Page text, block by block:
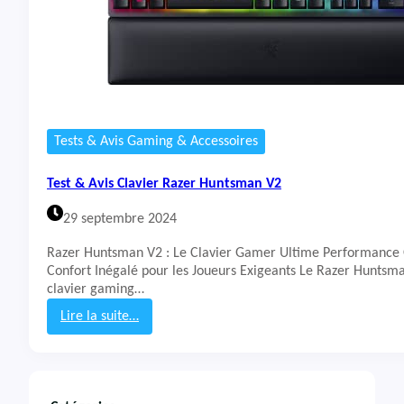
Tests & Avis Gaming & Accessoires
Test & Avis Clavier Razer Huntsman V2
29 septembre 2024
Razer Huntsman V2 : Le Clavier Gamer Ultime
Confort Inégalé pour les Joueurs Exigeants Le Razer
clavier gaming…
Lire la suite…
: